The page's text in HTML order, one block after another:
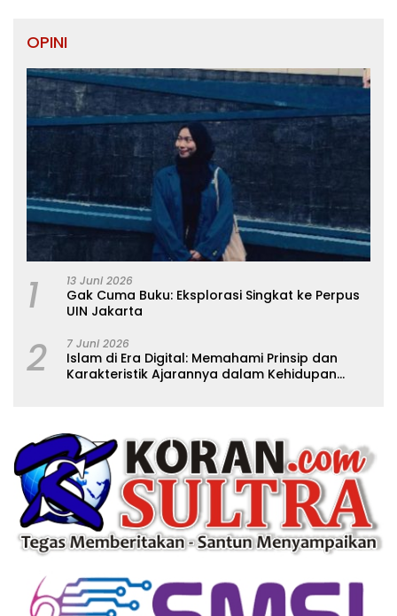
OPINI
1 13 Juni 2026
Gak Cuma Buku: Eksplorasi Singkat ke Perpus
UIN Jakarta
2 7 Juni 2026
Islam di Era Digital: Memahami Prinsip dan
Karakteristik Ajarannya dalam Kehidupan